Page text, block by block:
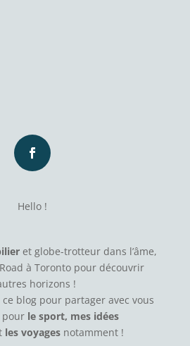
Hello !
et globe-trotteur dans l’âme,
à Toronto pour découvrir
horizons !
ce blog pour partager avec vous
pour le sport, mes idées
les voyagesnotamment !